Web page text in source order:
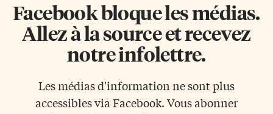
Facebook bloque les médias.
Allez à la source et recevez
notre infolettre.
Les médias d'information ne sont plus
accessibles via Facebook. Vous abonner